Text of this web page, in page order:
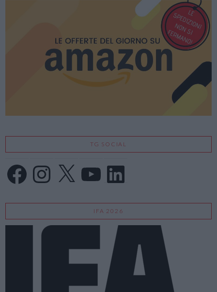
TG SOCIAL
FacebookInstagram
X LinkedIn
IFA 2026